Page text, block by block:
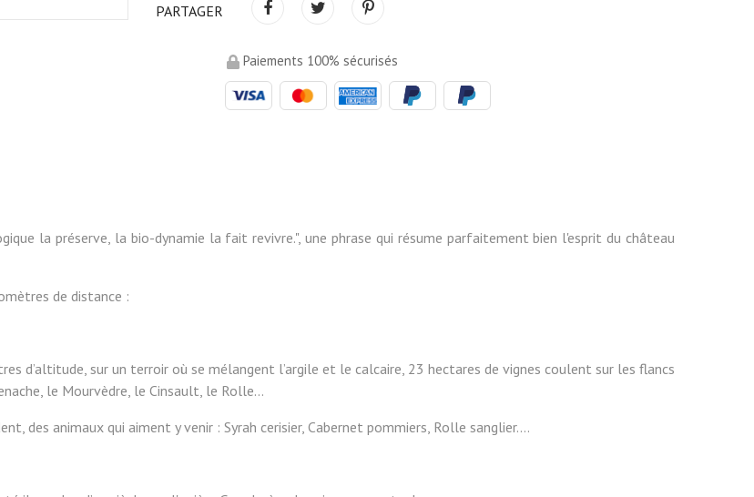
PARTAGER
Paiements 100% sécurisés
la préserve, la bio-dynamie la fait revivre.", une phrase qui résume parfaitement bien l'esprit du château
de distance :
d’altitude, sur un terroir où se mélangent l’argile et le calcaire, 23 hectares de vignes coulent sur les flancs
le Mourvèdre, le Cinsault, le Rolle…
des animaux qui aiment y venir : Syrah cerisier, Cabernet pommiers, Rolle sanglier….